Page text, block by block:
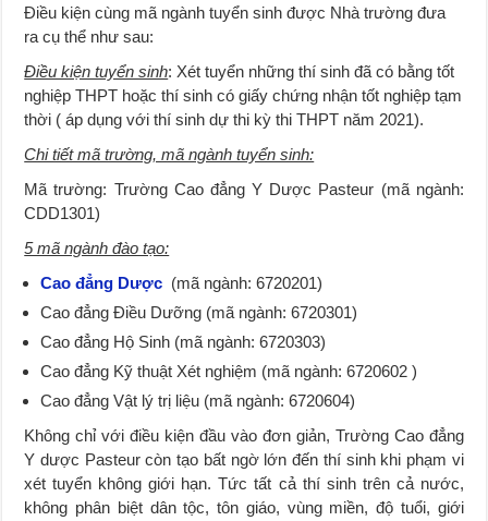
Điều kiện cùng mã ngành tuyển sinh được Nhà trường đưa
ra cụ thể như sau:
Điều kiện tuyển sinh: Xét tuyển những thí sinh đã có bằng tốt
nghiệp THPT hoặc thí sinh có giấy chứng nhận tốt nghiệp tạm
thời ( áp dụng với thí sinh dự thi kỳ thi THPT năm 2021).
Chi tiết mã trường, mã ngành tuyển sinh:
Mã trường: Trường Cao đẳng Y Dược Pasteur (mã ngành:
CDD1301)
5 mã ngành đào tạo:
Cao đẳng Dược (mã ngành: 6720201)
Cao đẳng Điều Dưỡng (mã ngành: 6720301)
Cao đẳng Hộ Sinh (mã ngành: 6720303)
Cao đẳng Kỹ thuật Xét nghiệm (mã ngành: 6720602 )
Cao đẳng Vật lý trị liệu (mã ngành: 6720604)
Không chỉ với điều kiện đầu vào đơn giản, Trường Cao đẳng
Y dược Pasteur còn tạo bất ngờ lớn đến thí sinh khi phạm vi
xét tuyển không giới hạn. Tức tất cả thí sinh trên cả nước,
không phân biệt dân tộc, tôn giáo, vùng miền, độ tuổi, giới